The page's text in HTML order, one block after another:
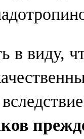
в виду,